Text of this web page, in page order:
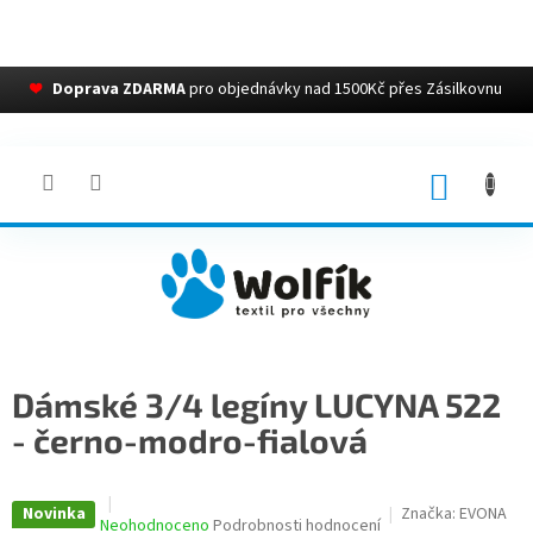
❤ Doprava ZDARMApro objednávky nad 1500Kč přes Zásilkovnu
Dámské 3/4 legíny LUCYNA 522
- černo-modro-fialová
Novinka
Průměrné
Neohodnoceno Podrobnosti hodnocení Značka: EVONA